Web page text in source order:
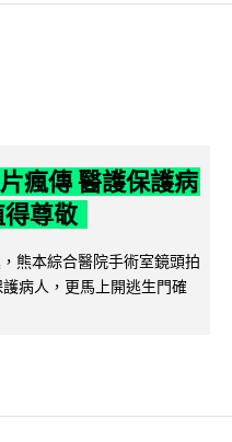
瘋傳 醫護保護病
尊敬
熊本綜合醫院手術室鏡頭拍
病人，更馬上開逃生門確